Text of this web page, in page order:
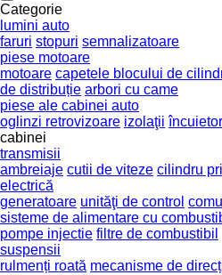
Categorie
lumini auto
faruri stopuri semnalizatoare
piese motoare
motoare capetele blocului de
de distribuție arbori cu came
piese ale cabinei auto
oglinzi retrovizoare izolaţii
cabinei
transmisii
ambreiaje cutii de viteze cilindru
electrică
generatoare unităţi de control
sisteme de alimentare cu
pompe injectie filtre de combustibil
suspensii
rulmenți roată mecanisme de